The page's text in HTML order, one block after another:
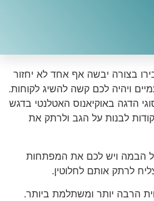
במתכונת שונה לחלוטין בו הידע
בצורה יבשה אף אחד לא יחזור
ויהיה לכם קשה להשיג לקוחות.
הדגה באוקיאנוס האטלנטי בדגש
לבנות על הגב ולרתק את
הבמה ויש לכם את המפתחות
לרתק אותם לחלוטין.
הרבה יותר ומשתלמת ביותר.